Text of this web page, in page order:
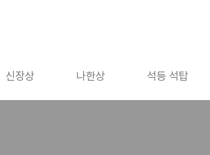
신장상 나한상 석등 석탑